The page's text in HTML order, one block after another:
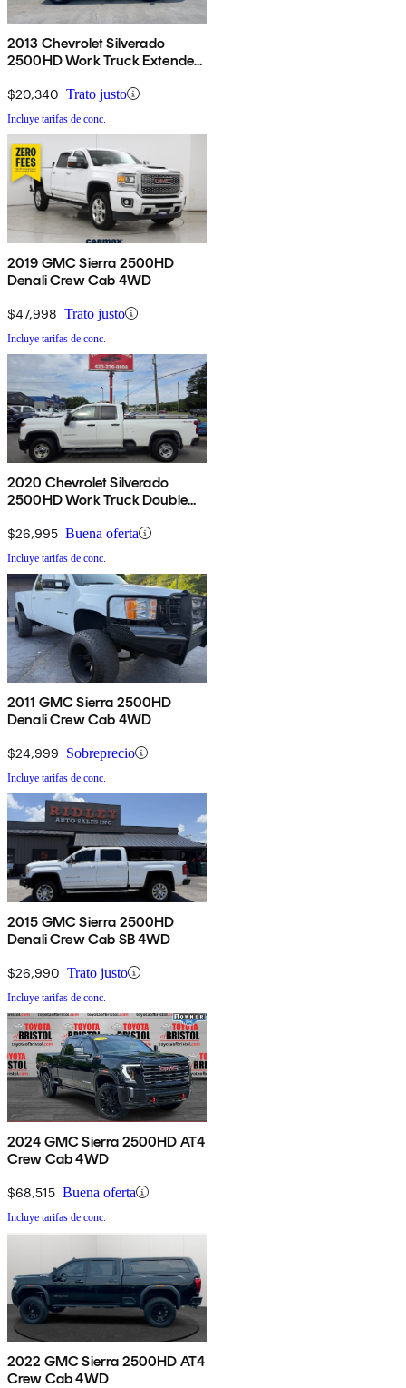
2013 Chevrolet Silverado
2500HD Work Truck Extended
$20,340 Trato justo
Incluye tarifas de conc.
2019 GMC Sierra 2500HD
Denali Crew Cab 4WD
$47,998 Trato justo
Incluye tarifas de conc.
2020 Chevrolet Silverado
2500HD Work Truck Double
$26,995 Buena oferta
Incluye tarifas de conc.
2011 GMC Sierra 2500HD
Denali Crew Cab 4WD
$24,999 Sobreprecio
Incluye tarifas de conc.
2015 GMC Sierra 2500HD
Denali Crew Cab SB 4WD
$26,990 Trato justo
Incluye tarifas de conc.
2024 GMC Sierra 2500HD AT4
Crew Cab 4WD
$68,515 Buena oferta
Incluye tarifas de conc.
2022 GMC Sierra 2500HD AT4
Crew Cab 4WD